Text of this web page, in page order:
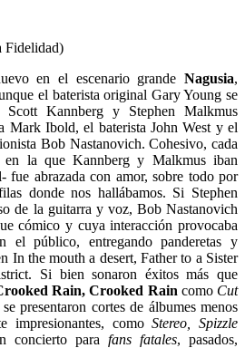
Fidelidad)
en el escenario grandeNagusia,
el baterista original Gary Young se
Kannberg y Stephen Malkmus
Mark Ibold, el baterista John West y el
Bob Nastanovich.Cohesivo, cada
en la que Kannberg y Malkmus iban
fue abrazada con amor, sobre todo por
donde nos hallábamos. Si Stephen
de la guitarra y voz, Bob Nastanovich
cómico y cuya interacción provocaba
el público, entregando panderetas y
In the mouth a desert, Father to a Sister
Si bien sonaron éxitos más que
Rain, Crooked Rain como Cut
se presentaron cortes de álbumes menos
impresionantes, comoStereo, Spizzle
concierto para fans fatales, pasados,